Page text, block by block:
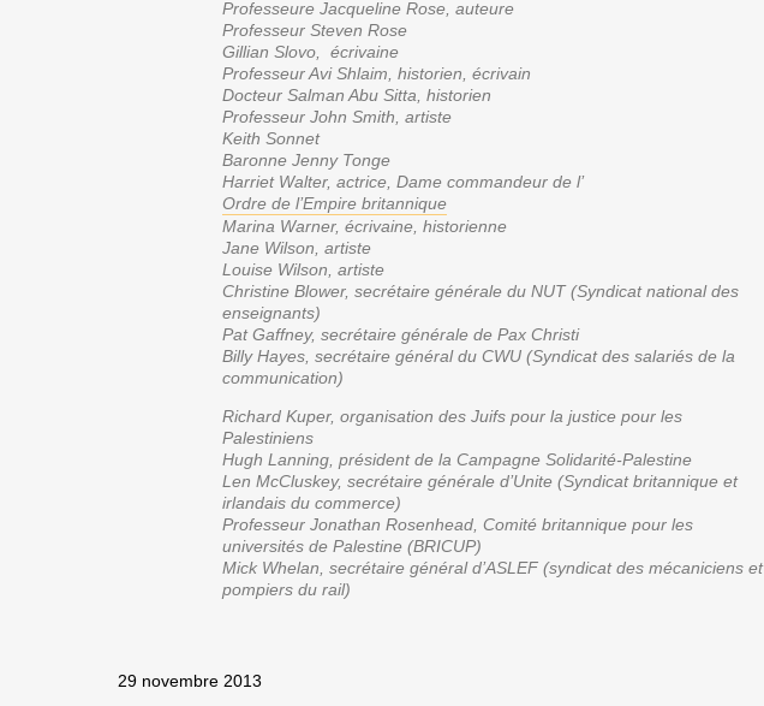
Professeure Jacqueline Rose, auteure
Professeur Steven Rose
Gillian Slovo, écrivaine
Professeur Avi Shlaim, historien, écrivain
Docteur Salman Abu Sitta, historien
Professeur John Smith, artiste
Keith Sonnet
Baronne Jenny Tonge
Harriet Walter, actrice, Dame commandeur de l’
Ordre de l’Empire britannique
Marina Warner, écrivaine, historienne
Jane Wilson, artiste
Louise Wilson, artiste
Christine Blower, secrétaire générale du NUT (Syndicat national des
enseignants)
Pat Gaffney, secrétaire générale de Pax Christi
Billy Hayes, secrétaire général du CWU (Syndicat des salariés de la
communication)
Richard Kuper, organisation des Juifs pour la justice pour les
Palestiniens
Hugh Lanning, président de la Campagne Solidarité-Palestine
Len McCluskey, secrétaire générale d’Unite (Syndicat britannique et
irlandais du commerce)
Professeur Jonathan Rosenhead, Comité britannique pour les
universités de Palestine (BRICUP)
Mick Whelan, secrétaire général d’ASLEF (syndicat des mécaniciens et
pompiers du rail)
29 novembre 2013